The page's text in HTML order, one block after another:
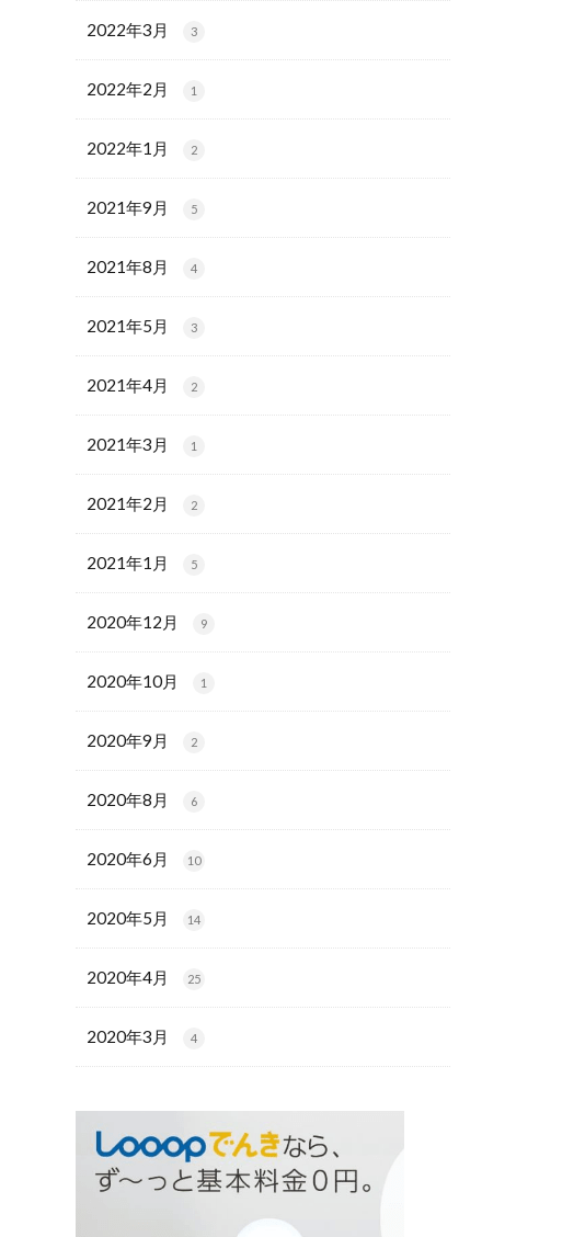
2022年3月 3
2022年2月 1
2022年1月 2
2021年9月 5
2021年8月 4
2021年5月 3
2021年4月 2
2021年3月 1
2021年2月 2
2021年1月 5
2020年12月 9
2020年10月 1
2020年9月 2
2020年8月 6
2020年6月 10
2020年5月 14
2020年4月 25
2020年3月 4